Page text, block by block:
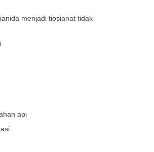
menjadi tiosianat tidak
api